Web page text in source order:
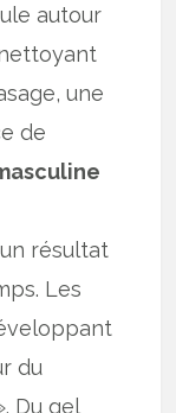
autour
une
de
résultat
Les
du
Du gel